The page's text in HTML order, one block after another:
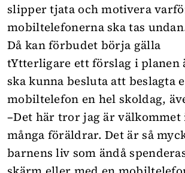
slipper tjata och motivera
mobiltelefonerna ska tas
Då kan förbudet börja gälla
tYtterligare ett förslag i planen
ska kunna besluta att beslagta
mobiltelefon en hel skoldag,
–Det här tror jag är
många föräldrar. Det är så
barnens liv som ändå